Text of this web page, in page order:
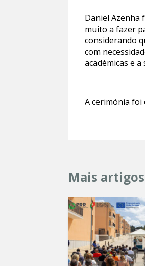
Daniel Azenha
muito a fazer
considerando
com
académicas e a
A cerimónia foi
Mais